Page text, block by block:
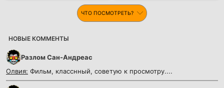
ЧТО ПОСМОТРЕТЬ?
НОВЫЕ КОММЕНТЫ
Разлом Сан-Андреас
Олвия: Фильм, класснный, советую к просмотру....